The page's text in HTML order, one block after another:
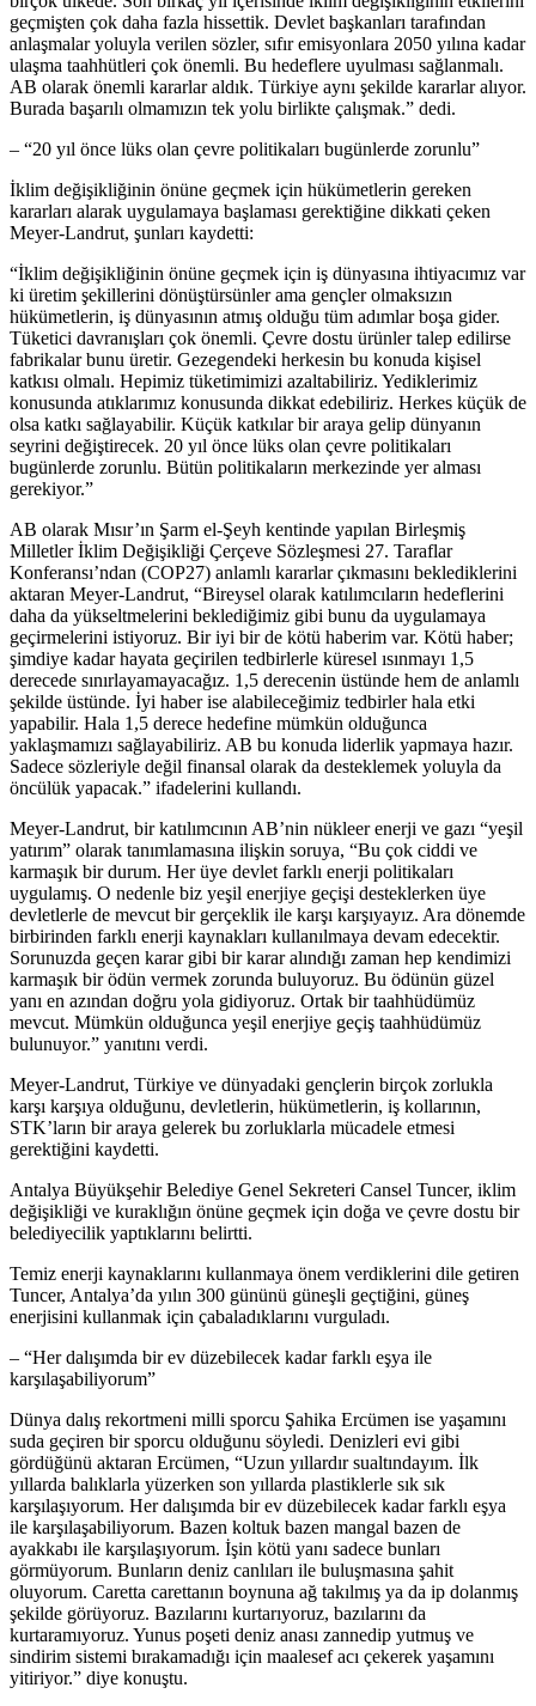
geçmişten çok daha fazla hissettik. Devlet başkanları tarafından
anlaşmalar yoluyla verilen sözler, sıfır emisyonlara 2050 yılına kadar
ulaşma taahhütleri çok önemli. Bu hedeflere uyulması sağlanmalı.
AB olarak önemli kararlar aldık. Türkiye aynı şekilde kararlar alıyor.
Burada başarılı olmamızın tek yolu birlikte çalışmak.” dedi.
– “20 yıl önce lüks olan çevre politikaları bugünlerde zorunlu”
İklim değişikliğinin önüne geçmek için hükümetlerin gereken
kararları alarak uygulamaya başlaması gerektiğine dikkati çeken
Meyer-Landrut, şunları kaydetti:
“İklim değişikliğinin önüne geçmek için iş dünyasına ihtiyacımız var
ki üretim şekillerini dönüştürsünler ama gençler olmaksızın
hükümetlerin, iş dünyasının atmış olduğu tüm adımlar boşa gider.
Tüketici davranışları çok önemli. Çevre dostu ürünler talep edilirse
fabrikalar bunu üretir. Gezegendeki herkesin bu konuda kişisel
katkısı olmalı. Hepimiz tüketimimizi azaltabiliriz. Yediklerimiz
konusunda atıklarımız konusunda dikkat edebiliriz. Herkes küçük de
olsa katkı sağlayabilir. Küçük katkılar bir araya gelip dünyanın
seyrini değiştirecek. 20 yıl önce lüks olan çevre politikaları
bugünlerde zorunlu. Bütün politikaların merkezinde yer alması
gerekiyor.”
AB olarak Mısır’ın Şarm el-Şeyh kentinde yapılan Birleşmiş
Milletler İklim Değişikliği Çerçeve Sözleşmesi 27. Taraflar
Konferansı’ndan (COP27) anlamlı kararlar çıkmasını beklediklerini
aktaran Meyer-Landrut, “Bireysel olarak katılımcıların hedeflerini
daha da yükseltmelerini beklediğimiz gibi bunu da uygulamaya
geçirmelerini istiyoruz. Bir iyi bir de kötü haberim var. Kötü haber;
şimdiye kadar hayata geçirilen tedbirlerle küresel ısınmayı 1,5
derecede sınırlayamayacağız. 1,5 derecenin üstünde hem de anlamlı
şekilde üstünde. İyi haber ise alabileceğimiz tedbirler hala etki
yapabilir. Hala 1,5 derece hedefine mümkün olduğunca
yaklaşmamızı sağlayabiliriz. AB bu konuda liderlik yapmaya hazır.
Sadece sözleriyle değil finansal olarak da desteklemek yoluyla da
öncülük yapacak.” ifadelerini kullandı.
Meyer-Landrut, bir katılımcının AB’nin nükleer enerji ve gazı “yeşil
yatırım” olarak tanımlamasına ilişkin soruya, “Bu çok ciddi ve
karmaşık bir durum. Her üye devlet farklı enerji politikaları
uygulamış. O nedenle biz yeşil enerjiye geçişi desteklerken üye
devletlerle de mevcut bir gerçeklik ile karşı karşıyayız. Ara dönemde
birbirinden farklı enerji kaynakları kullanılmaya devam edecektir.
Sorunuzda geçen karar gibi bir karar alındığı zaman hep kendimizi
karmaşık bir ödün vermek zorunda buluyoruz. Bu ödünün güzel
yanı en azından doğru yola gidiyoruz. Ortak bir taahhüdümüz
mevcut. Mümkün olduğunca yeşil enerjiye geçiş taahhüdümüz
bulunuyor.” yanıtını verdi.
Meyer-Landrut, Türkiye ve dünyadaki gençlerin birçok zorlukla
karşı karşıya olduğunu, devletlerin, hükümetlerin, iş kollarının,
STK’ların bir araya gelerek bu zorluklarla mücadele etmesi
gerektiğini kaydetti.
Antalya Büyükşehir Belediye Genel Sekreteri Cansel Tuncer, iklim
değişikliği ve kuraklığın önüne geçmek için doğa ve çevre dostu bir
belediyecilik yaptıklarını belirtti.
Temiz enerji kaynaklarını kullanmaya önem verdiklerini dile getiren
Tuncer, Antalya’da yılın 300 gününü güneşli geçtiğini, güneş
enerjisini kullanmak için çabaladıklarını vurguladı.
– “Her dalışımda bir ev düzebilecek kadar farklı eşya ile
karşılaşabiliyorum”
Dünya dalış rekortmeni milli sporcu Şahika Ercümen ise yaşamını
suda geçiren bir sporcu olduğunu söyledi. Denizleri evi gibi
gördüğünü aktaran Ercümen, “Uzun yıllardır sualtındayım. İlk
yıllarda balıklarla yüzerken son yıllarda plastiklerle sık sık
karşılaşıyorum. Her dalışımda bir ev düzebilecek kadar farklı eşya
ile karşılaşabiliyorum. Bazen koltuk bazen mangal bazen de
ayakkabı ile karşılaşıyorum. İşin kötü yanı sadece bunları
görmüyorum. Bunların deniz canlıları ile buluşmasına şahit
oluyorum. Caretta carettanın boynuna ağ takılmış ya da ip dolanmış
şekilde görüyoruz. Bazılarını kurtarıyoruz, bazılarını da
kurtaramıyoruz. Yunus poşeti deniz anası zannedip yutmuş ve
sindirim sistemi bırakamadığı için maalesef acı çekerek yaşamını
yitiriyor.” diye konuştu.